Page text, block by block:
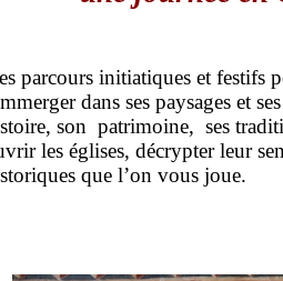
parcours initiatiques et festifs
dans ses paysages et
son patrimoine, ses
les églises, décrypter leur
que l’on vous joue.